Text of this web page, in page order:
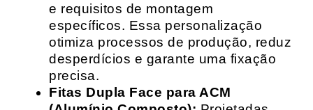
e requisitos de montagem
específicos. Essa personalização
otimiza processos de produção, reduz
desperdícios e garante uma fixação
precisa.
Fitas Dupla Face para ACM